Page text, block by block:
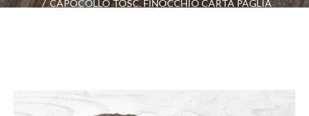
/ CAPOCOLLO TOSC. FINOCCHIO CARTA PAGLIA